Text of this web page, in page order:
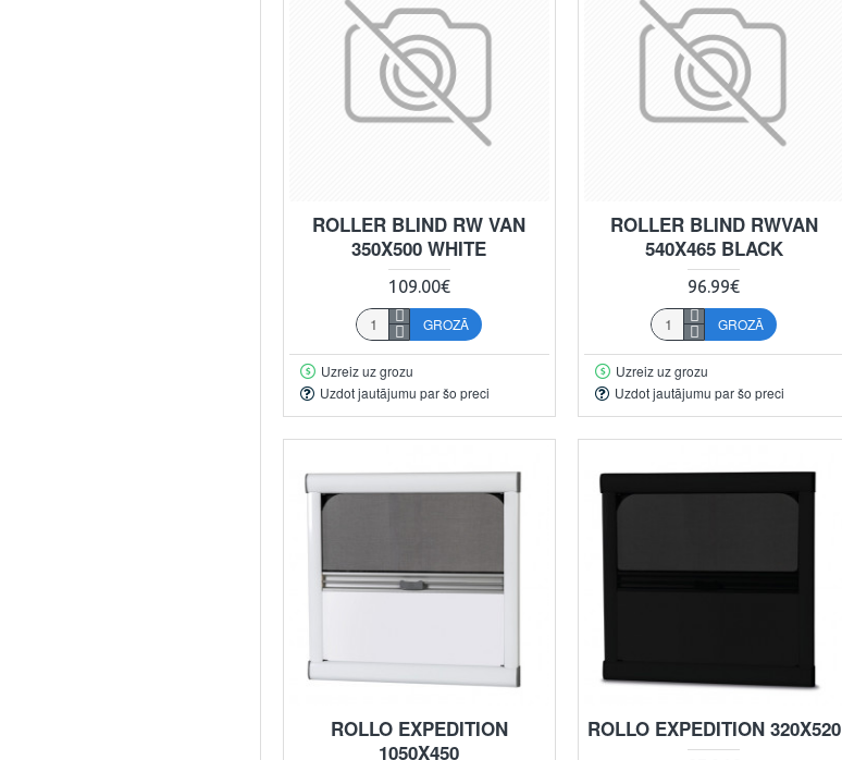
ROLLER BLIND RW VAN
350X500 WHITE
109.00€
GROZĀ
Uzreiz uz grozu
Uzdot jautājumu par šo preci
ROLLER BLIND RWVAN
540X465 BLACK
96.99€
GROZĀ
Uzreiz uz grozu
Uzdot jautājumu par šo preci
ROLLO EXPEDITION
1050X450
ROLLO EXPEDITION 320X520